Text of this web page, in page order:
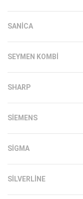
SANICA
SEYMEN KOMBI
SHARP
SIEMENS
SIGMA
SILVERLINE